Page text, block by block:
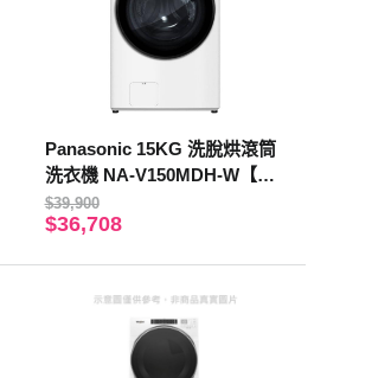
Panasonic 15KG 洗脫烘滾筒
洗衣機 NA-V150MDH-W【贈
基本安裝】
$39,900
$36,708